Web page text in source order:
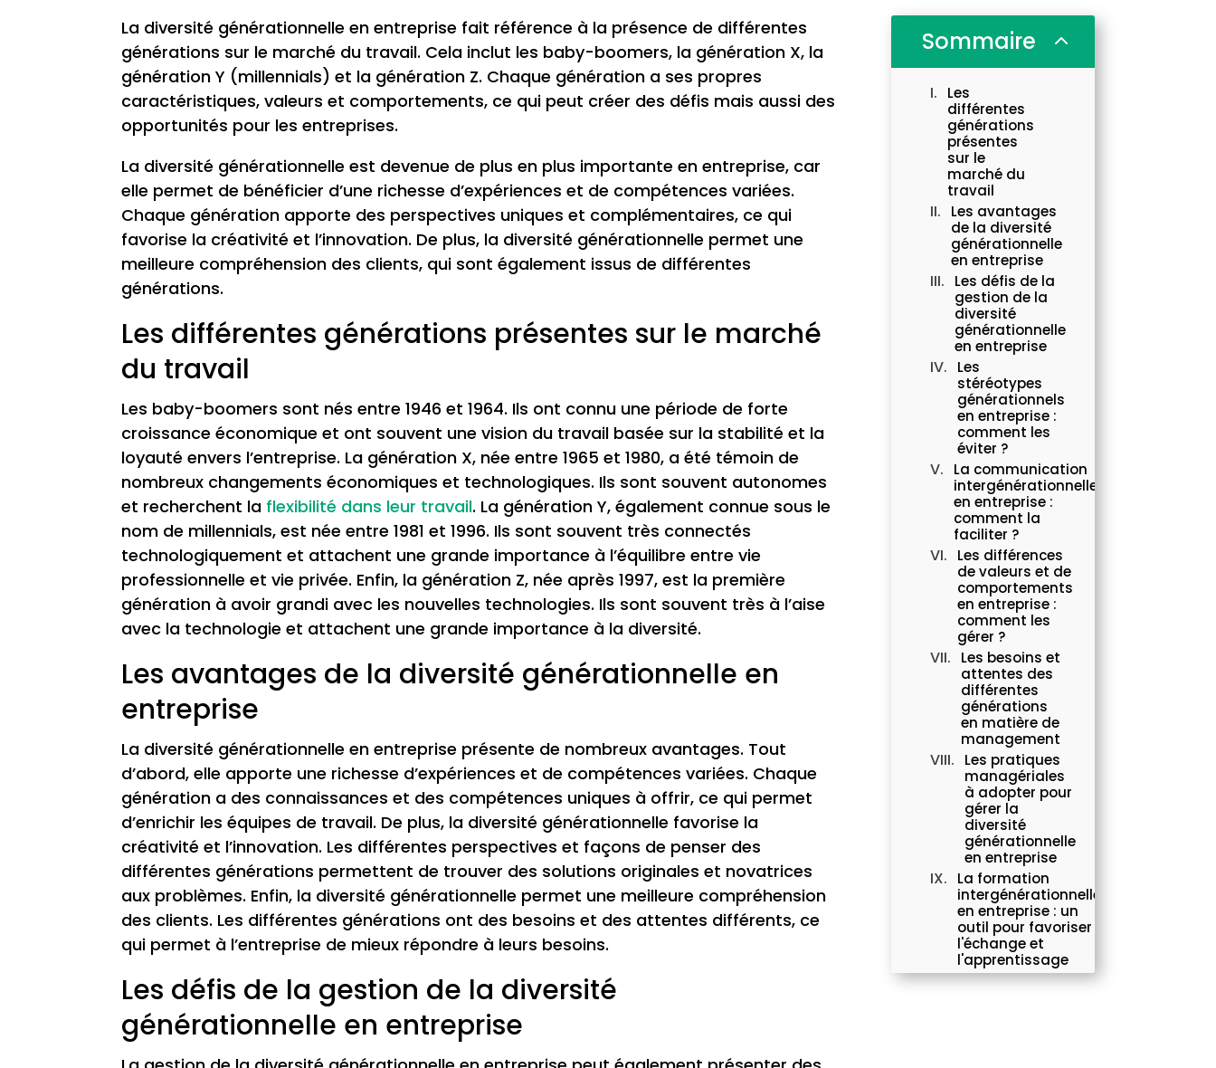
La diversité générationnelle en entreprise fait référence à la présence de différentes
générations sur le marché du travail. Cela inclut les baby-boomers, la génération X, la
génération Y (millennials) et la génération Z. Chaque génération a ses propres
caractéristiques, valeurs et comportements, ce qui peut créer des défis mais aussi des
opportunités pour les entreprises.
La diversité générationnelle est devenue de plus en plus importante en entreprise, car
elle permet de bénéficier d’une richesse d’expériences et de compétences variées.
Chaque génération apporte des perspectives uniques et complémentaires, ce qui
favorise la créativité et l’innovation. De plus, la diversité générationnelle permet une
meilleure compréhension des clients, qui sont également issus de différentes
générations.
Les différentes générations présentes sur le marché
du travail
Les baby-boomers sont nés entre 1946 et 1964. Ils ont connu une période de forte
croissance économique et ont souvent une vision du travail basée sur la stabilité et la
loyauté envers l’entreprise. La génération X, née entre 1965 et 1980, a été témoin de
nombreux changements économiques et technologiques. Ils sont souvent autonomes
et recherchent la flexibilité dans leur travail. La génération Y, également connue sous le
nom de millennials, est née entre 1981 et 1996. Ils sont souvent très connectés
technologiquement et attachent une grande importance à l’équilibre entre vie
professionnelle et vie privée. Enfin, la génération Z, née après 1997, est la première
génération à avoir grandi avec les nouvelles technologies. Ils sont souvent très à l’aise
avec la technologie et attachent une grande importance à la diversité.
Les avantages de la diversité générationnelle en
entreprise
La diversité générationnelle en entreprise présente de nombreux avantages. Tout
d’abord, elle apporte une richesse d’expériences et de compétences variées. Chaque
génération a des connaissances et des compétences uniques à offrir, ce qui permet
d’enrichir les équipes de travail. De plus, la diversité générationnelle favorise la
créativité et l’innovation. Les différentes perspectives et façons de penser des
différentes générations permettent de trouver des solutions originales et novatrices
aux problèmes. Enfin, la diversité générationnelle permet une meilleure compréhension
des clients. Les différentes générations ont des besoins et des attentes différents, ce
qui permet à l’entreprise de mieux répondre à leurs besoins.
Les défis de la gestion de la diversité
générationnelle en entreprise
Sommaire 2
Les
différentes
générations
présentes
sur le
marché du
travail
Les avantages
de la diversité
générationnelle
en entreprise
Les défis de la
gestion de la
diversité
générationnelle
en entreprise
Les
stéréotypes
générationnels
en entreprise :
comment les
éviter ?
La communication
intergénérationnelle
en entreprise :
comment la
faciliter ?
Les différences
de valeurs et de
comportements
en entreprise :
comment les
gérer ?
Les besoins et
attentes des
différentes
générations
en matière de
management
Les pratiques
managériales
à adopter pour
gérer la
diversité
générationnelle
en entreprise
La formation
intergénérationnelle
en entreprise : un
outil pour favoriser
l'échange et
l'apprentissage
Conclusion :